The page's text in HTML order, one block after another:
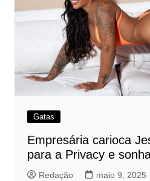
Gatas
Empresária carioca
para a Privacy e
Redação maio 9, 2025